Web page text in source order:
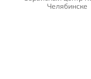
Челябинске